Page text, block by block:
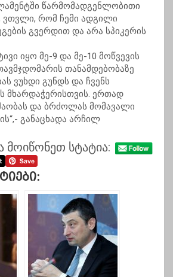
წარმომადგენლობითი
ვთვლი, რომ ჩემი ადგილი
გვერდით და არა სპიკერის
იყო მე-9 და მე-10 მოწვევის
თანამდებობაზე
ვუხდი გუნდს და ჩვენს
მხარდაჭერისთვის. ერთად
და ბრძოლას მომავალი
განაცხადა არჩილ
მოიწონეთ სტატია: